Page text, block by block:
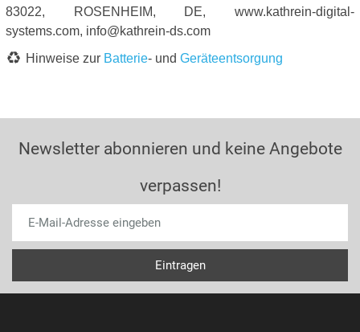
83022, ROSENHEIM, DE, www.kathrein-digital-
systems.com, info@kathrein-ds.com
Hinweise zur Batterie- und Geräteentsorgung
Newsletter abonnieren und keine Angebote
verpassen!